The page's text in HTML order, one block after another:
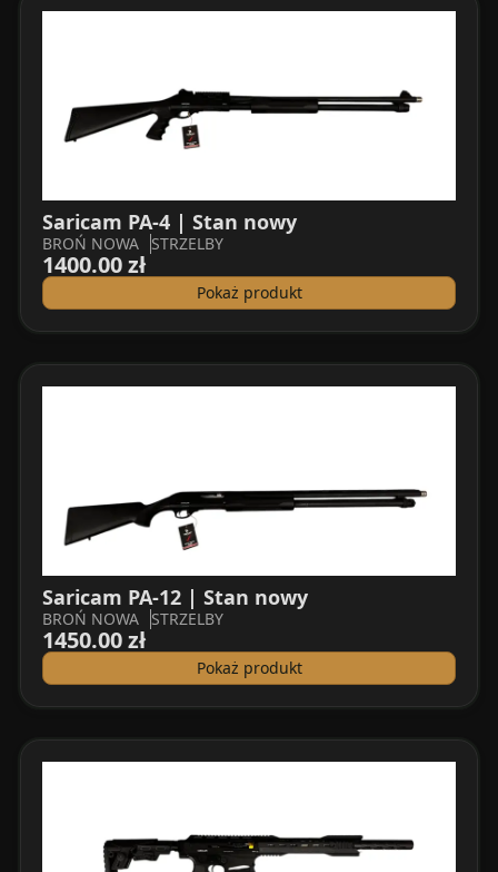
Saricam PA-4 | Stan nowy
BROŃ NOWA STRZELBY
1400.00 zł
Pokaż produkt
Saricam PA-12 | Stan nowy
BROŃ NOWA STRZELBY
1450.00 zł
Pokaż produkt